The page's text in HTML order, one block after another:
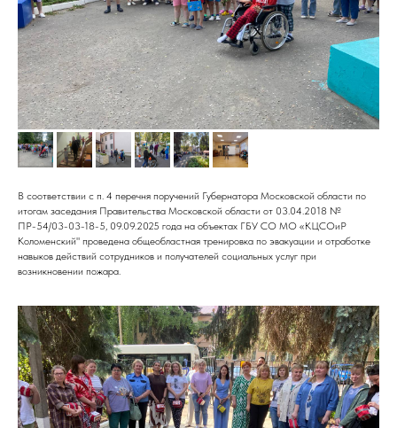
В соответствии с п. 4 перечня поручений Губернатора Московской области по
итогам заседания Правительства Московской области от 03.04.2018 №
ПР-54/03-03-18-5, 09.09.2025 года на объектах ГБУ СО МО «КЦСОиР
Коломенский" проведена общеобластная тренировка по эвакуации и отработке
навыков действий сотрудников и получателей социальных услуг при
возникновении пожара.